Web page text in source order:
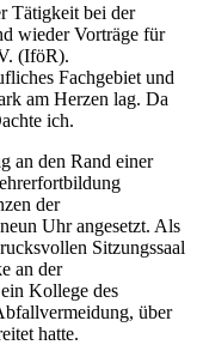
Tätigkeit bei der
wieder Vorträge für
(IföR).
Fachgebiet und
am Herzen lag. Da
ich.
an den Rand einer
der
Uhr angesetzt. Als
Sitzungssaal
an der
Kollege des
über
hatte.